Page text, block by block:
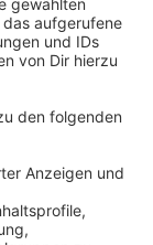
in
von der
jeder